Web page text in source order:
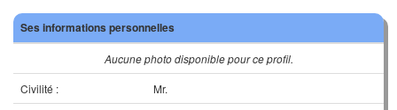
Ses informations personnelles
Aucune photo disponible pour ce profil.
Civilité :
Mr.